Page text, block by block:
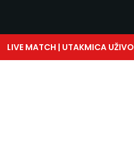
LIVE MATCH | UTAKMICA UŽIVO